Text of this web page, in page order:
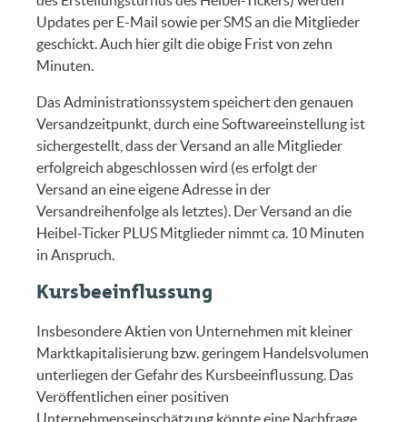
Updates per E-Mail sowie per SMS an die Mitglieder
geschickt. Auch hier gilt die obige Frist von zehn
Minuten.
Das Administrationssystem speichert den genauen
Versandzeitpunkt, durch eine Softwareeinstellung ist
sichergestellt, dass der Versand an alle Mitglieder
erfolgreich abgeschlossen wird (es erfolgt der
Versand an eine eigene Adresse in der
Versandreihenfolge als letztes). Der Versand an die
Heibel-Ticker PLUS Mitglieder nimmt ca. 10 Minuten
in Anspruch.
Kursbeeinflussung
Insbesondere Aktien von Unternehmen mit kleiner
Marktkapitalisierung bzw. geringem Handelsvolumen
unterliegen der Gefahr des Kursbeeinflussung. Das
Veröffentlichen einer positiven
Unternehmenseinschätzung könnte eine Nachfrage